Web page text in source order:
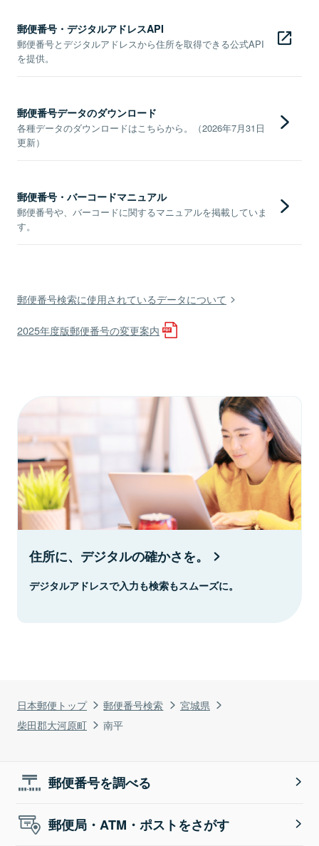
日本郵便トップ 郵便番号検索
宮城県
柴田郡大河原町
南平
郵便番号・デジタルアドレスAPI
郵便番号とデジタルアドレスから住所を取得できる公式API
を提供。
郵便番号データのダウンロード
各種データのダウンロードはこちらから。（2026年7月31日
更新）
郵便番号・バーコードマニュアル
郵便番号や、バーコードに関するマニュアルを掲載していま
す。
郵便番号検索に使用されているデータについて
2025年度版郵便番号の変更案内
住所に、デジタルの確かさを。
デジタルアドレスで入力も検索もスムーズに。
郵便番号を調べる
郵便局・ATM・ポストをさがす